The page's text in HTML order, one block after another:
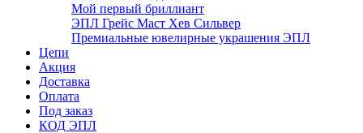
Мой первый бриллиант
ЭПЛ Грейс Маст Хев Сильвер
Премиальные ювелирные украшения ЭПЛ
Цепи
Акция
Доставка
Оплата
Под заказ
КОД ЭПЛ